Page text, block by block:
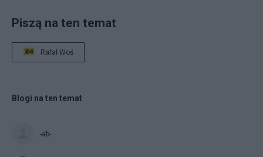
Piszą na ten temat
Rafał Woś
Blogi na ten temat
-ab-